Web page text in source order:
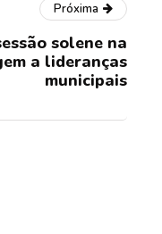
Próxima
solene na
a lideranças
municipais